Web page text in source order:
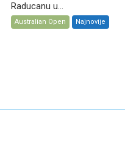
Raducanu u...
Australian Open Najnovije